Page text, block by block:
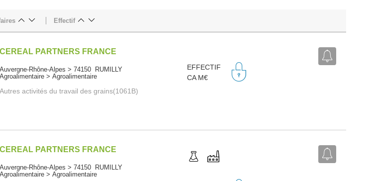
Effectif
CEREAL PARTNERS FRANCE
Auvergne-Rhône-Alpes > 74150 RUMILLY
Agroalimentaire > Agroalimentaire
Autres activités du travail des grains(1061B)
EFFECTIF
CA M€
CEREAL PARTNERS FRANCE
Auvergne-Rhône-Alpes > 74150 RUMILLY
Agroalimentaire > Agroalimentaire